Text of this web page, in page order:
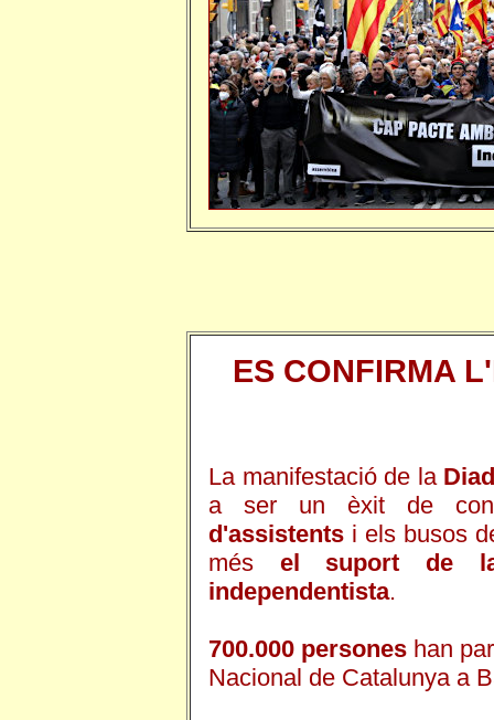
ES CONFIRMA
La manifestació de la
a ser un èxit de
d'assistents i els busos
més el suport de
independentista.
700.000 persones han
Nacional de Catalunya a